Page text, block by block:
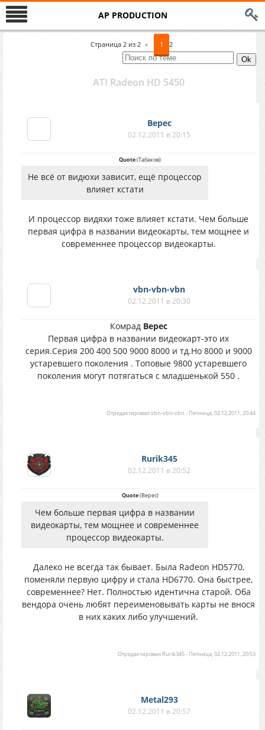
AP PRODUCTION
Страница 2 из 2 « 1 2
ATI Radeon HD 5450
Верес
02.12.2011 в 20:15
Quote(Табаков)
Не всё от видюхи зависит, ещё процессор
влияет кстати
И процессор видяхи тоже влияет кстати. Чем больше
первая цифра в названии видеокарты, тем мощнее и
современнее процессор видеокарты.
vbn-vbn-vbn
02.12.2011 в 20:30
Комрад Верес
Первая цифра в названии видеокарт-это их
серия.Серия 200 400 500 9000 8000 и тд.Но 8000 и 9000
устаревшего поколения . Топовые 9800 устаревшего
поколения могут потягаться с младшенькой 550 .
Отредактировалvbn-vbn-vbn - Пятница, 02.12.2011, 20:44
Rurik345
02.12.2011 в 20:52
Quote(Верес)
Чем больше первая цифра в названии
видеокарты, тем мощнее и современнее
процессор видеокарты.
Далеко не всегда так бывает. Была Radeon HD5770,
поменяли первую цифру и стала HD6770. Она быстрее,
современнее? Нет. Полностью идентична старой. Оба
вендора очень любят переименовывать карты не внося
в них каких либо улучшений.
Отредактировал Rurik345- Пятница, 02.12.2011, 20:53
Metal293
02.12.2011 в 20:57